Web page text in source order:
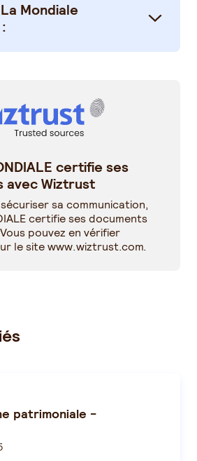
Mondiale
certifie ses
avec Wiztrust
sa communication,
certifie ses documents
pouvez en vérifier
le sitewww.wiztrust.com.
patrimoniale -